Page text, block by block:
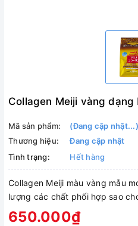
Collagen Meiji vàng dạng
Mã sản phẩm:
(Đang cập nhật...)
Thương hiệu:
Đang cập nhật
Tình trạng:
Hết hàng
Collagen Meiji màu vàng mẫu
lượng các chất phối hợp sao
650.000₫